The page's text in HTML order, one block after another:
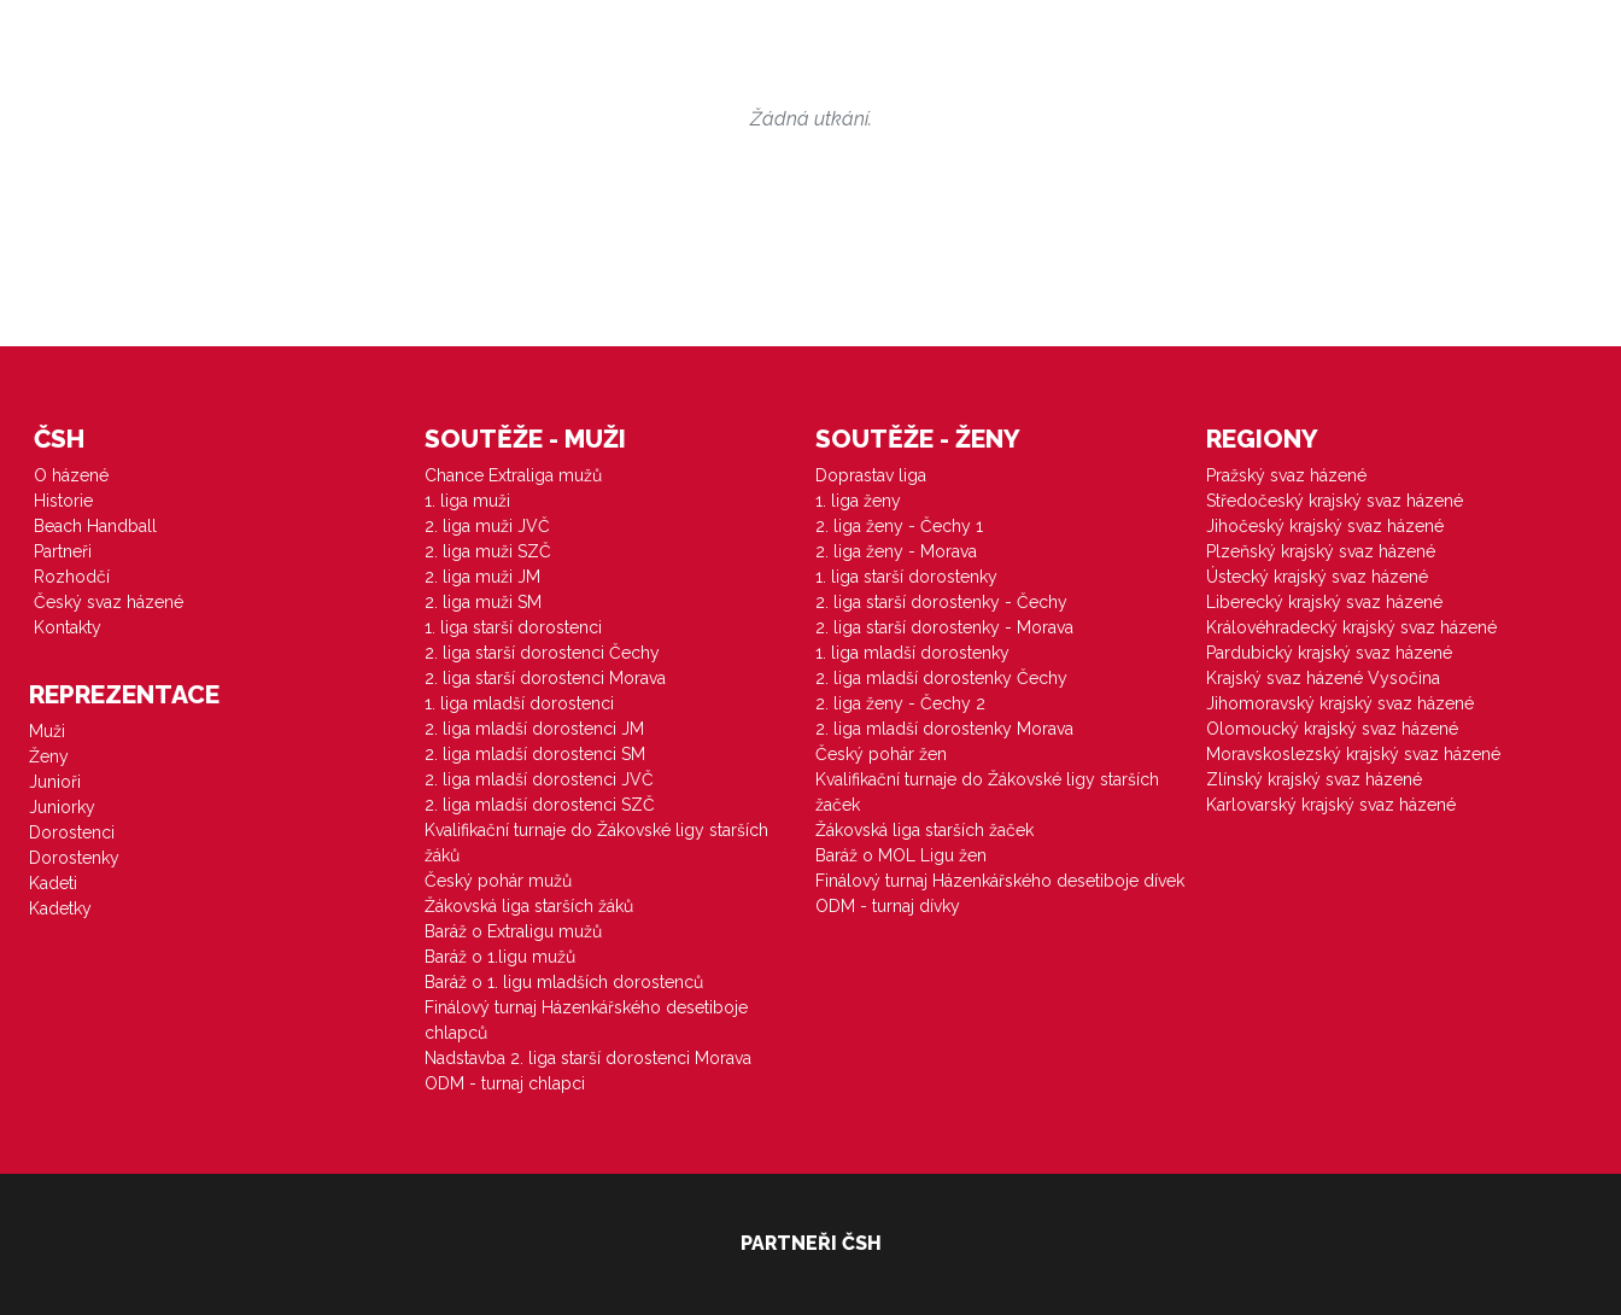
Žádná utkání.
ČSH
O házené
Historie
Beach Handball
Partneři
Rozhodčí
Český svaz házené
Kontakty
REPREZENTACE
Muži
Ženy
Junioři
Juniorky
Dorostenci
Dorostenky
Kadeti
Kadetky
SOUTĚŽE - MUŽI
Chance Extraliga mužů
1. liga muži
2. liga muži JVČ
2. liga muži SZČ
2. liga muži JM
2. liga muži SM
1. liga starší dorostenci
2. liga starší dorostenci Čechy
2. liga starší dorostenci Morava
1. liga mladší dorostenci
2. liga mladší dorostenci JM
2. liga mladší dorostenci SM
2. liga mladší dorostenci JVČ
2. liga mladší dorostenci SZČ
Kvalifikační turnaje do Žákovské ligy starších
žáků
Český pohár mužů
Žákovská liga starších žáků
Baráž o Extraligu mužů
Baráž o 1.ligu mužů
Baráž o 1. ligu mladších dorostenců
Finálový turnaj Házenkářského desetiboje
chlapců
Nadstavba 2. liga starší dorostenci Morava
ODM - turnaj chlapci
SOUTĚŽE - ŽENY
Doprastav liga
1. liga ženy
2. liga ženy - Čechy 1
2. liga ženy - Morava
1. liga starší dorostenky
2. liga starší dorostenky - Čechy
2. liga starší dorostenky - Morava
1. liga mladší dorostenky
2. liga mladší dorostenky Čechy
2. liga ženy - Čechy 2
2. liga mladší dorostenky Morava
Český pohár žen
Kvalifikační turnaje do Žákovské ligy starších
žaček
Žákovská liga starších žaček
Baráž o MOL Ligu žen
Finálový turnaj Házenkářského desetiboje dívek
ODM - turnaj dívky
REGIONY
Pražský svaz házené
Středočeský krajský svaz házené
Jihočeský krajský svaz házené
Plzeňský krajský svaz házené
Ústecký krajský svaz házené
Liberecký krajský svaz házené
Královéhradecký krajský svaz házené
Pardubický krajský svaz házené
Krajský svaz házené Vysočina
Jihomoravský krajský svaz házené
Olomoucký krajský svaz házené
Moravskoslezský krajský svaz házené
Zlínský krajský svaz házené
Karlovarský krajský svaz házené
PARTNEŘI ČSH